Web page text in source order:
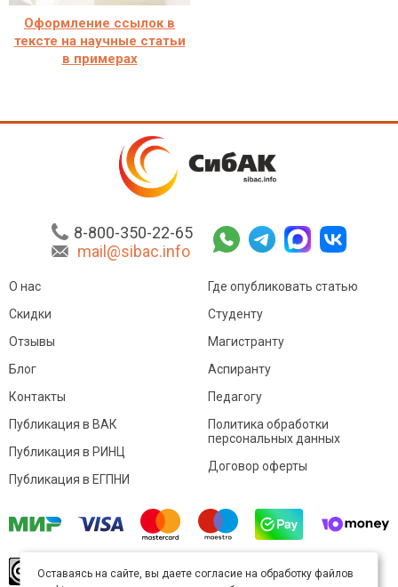
Оформление ссылок в
тексте на научные статьи
в примерах
8-800-350-22-65
mail@sibac.info
О нас
Скидки
Отзывы
Блог
Контакты
Где опубликовать статью
Студенту
Магистранту
Аспиранту
Педагогу
Публикация в ВАК
Публикация в РИНЦ
Публикация в ЕГПНИ
Политика обработки
персональных данных
Договор оферты
произведение доступно полицензии Creative
Оставаясь на сайте, вы даете согласие на обработку файлов